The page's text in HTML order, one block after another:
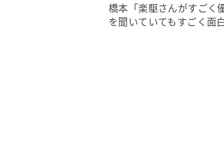
橋本「楽駆さんがすごく
を聞いていてもすごく面